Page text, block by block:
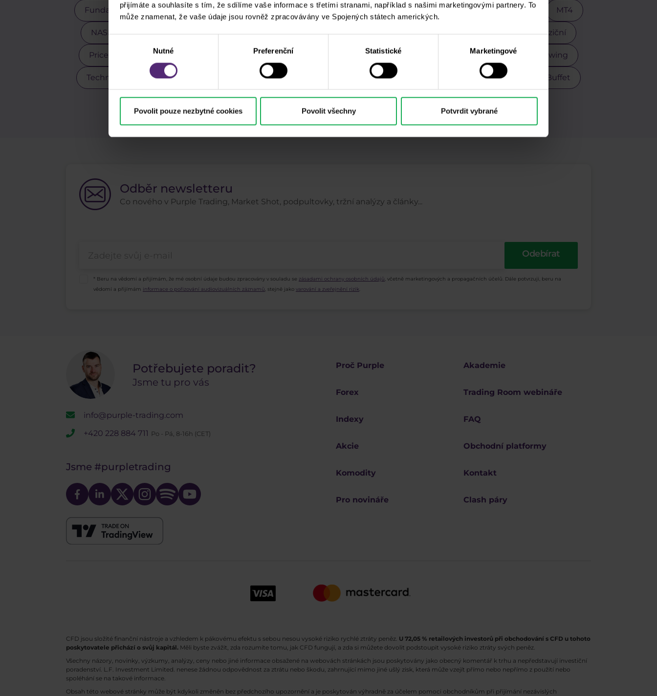
přijímáte a souhlasíte s tím, že sdílíme vaše informace s třetími stranami, například s našimi marketingovými partnery. To
může znamenat, že vaše údaje jsou rovněž zpracovávány ve Spojených státech amerických.
Nutné Preferenční Statistické Marketingové
Povolit pouze nezbytné cookies Povolit všechny Potvrdit vybrané
Fundamentální analýza GBPUSD Indikátory Intraday Komodity Legendy tradingu Meta MT4
NASDAQ Obchodní strategie Palladium PayPal Pfizer Platina Pokročilí obchodníci Poziční
Price action Pro klienty Psychologie Ropa Rozhovory S&P 500 Scalping Stříbro Swing
Technická analýza Trading robot Trading tipy USDCZK Warren Buffet
Začátečníci Zkušení obchodníci Zlato ZOOM
Odběr newsletteru
Co nového v Purple Trading, Market Shot, podpultovky, tržní analýzy a články...
Odebírat
* Beru na vědomí a přijímám, že mé osobní údaje budou zpracovány v souladu se zásadami ochrany osobních údajů, včetně marketingových a propagačních účelů. Dále potvrzuji, beru na
vědomí a přijímám informace o pořizování audiovizuálních záznamů, stejně jako varování a zveřejnění rizik.
Potřebujete poradit?
Jsme tu pro vás
info@purple-trading.com
+420 228 884 711 Po - Pá, 8-16h (CET)
Jsme #purpletrading
Proč Purple Akademie
Forex Trading Room webináře
Indexy FAQ
Akcie Obchodní platformy
Komodity Kontakt
Pro novináře Clash páry
CFD jsou složité finanční nástroje a vzhledem k pákovému efektu s sebou nesou vysoké riziko rychlé ztráty peněz. U 72,05 % retailových investorů při obchodování s CFD u tohoto
poskytovatele přichází o svůj kapitál. Měli byste zvážit, zda rozumíte tomu, jak CFD fungují, a zda si můžete dovolit podstoupit vysoké riziko ztráty svých peněz.
Všechny názory, novinky, výzkumy, analýzy, ceny nebo jiné informace obsažené na webovách stránkách jsou poskytovány jako obecný komentář k trhu a nepředstavují investiční
poradenství. L.F. Investment Limited. nenese žádnou odpovědnost za ztrátu nebo škodu, zahrnující mimo jiné ušlý zisk, která může vzejít přímo nebo nepřímo z použití nebo
spoléhání se na takové informace.
Obsah této webové stránky může být kdykoli změněn bez předchozího upozornění a je poskytován výhradně za účelem pomoci obchodníkům při přijímání nezávislých